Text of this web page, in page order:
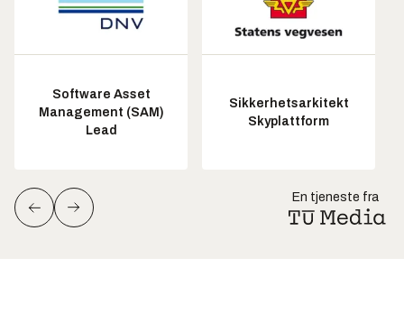
Software Asset
Management (SAM)
Lead
Sikkerhetsarkitekt
Skyplattform
En tjeneste fra